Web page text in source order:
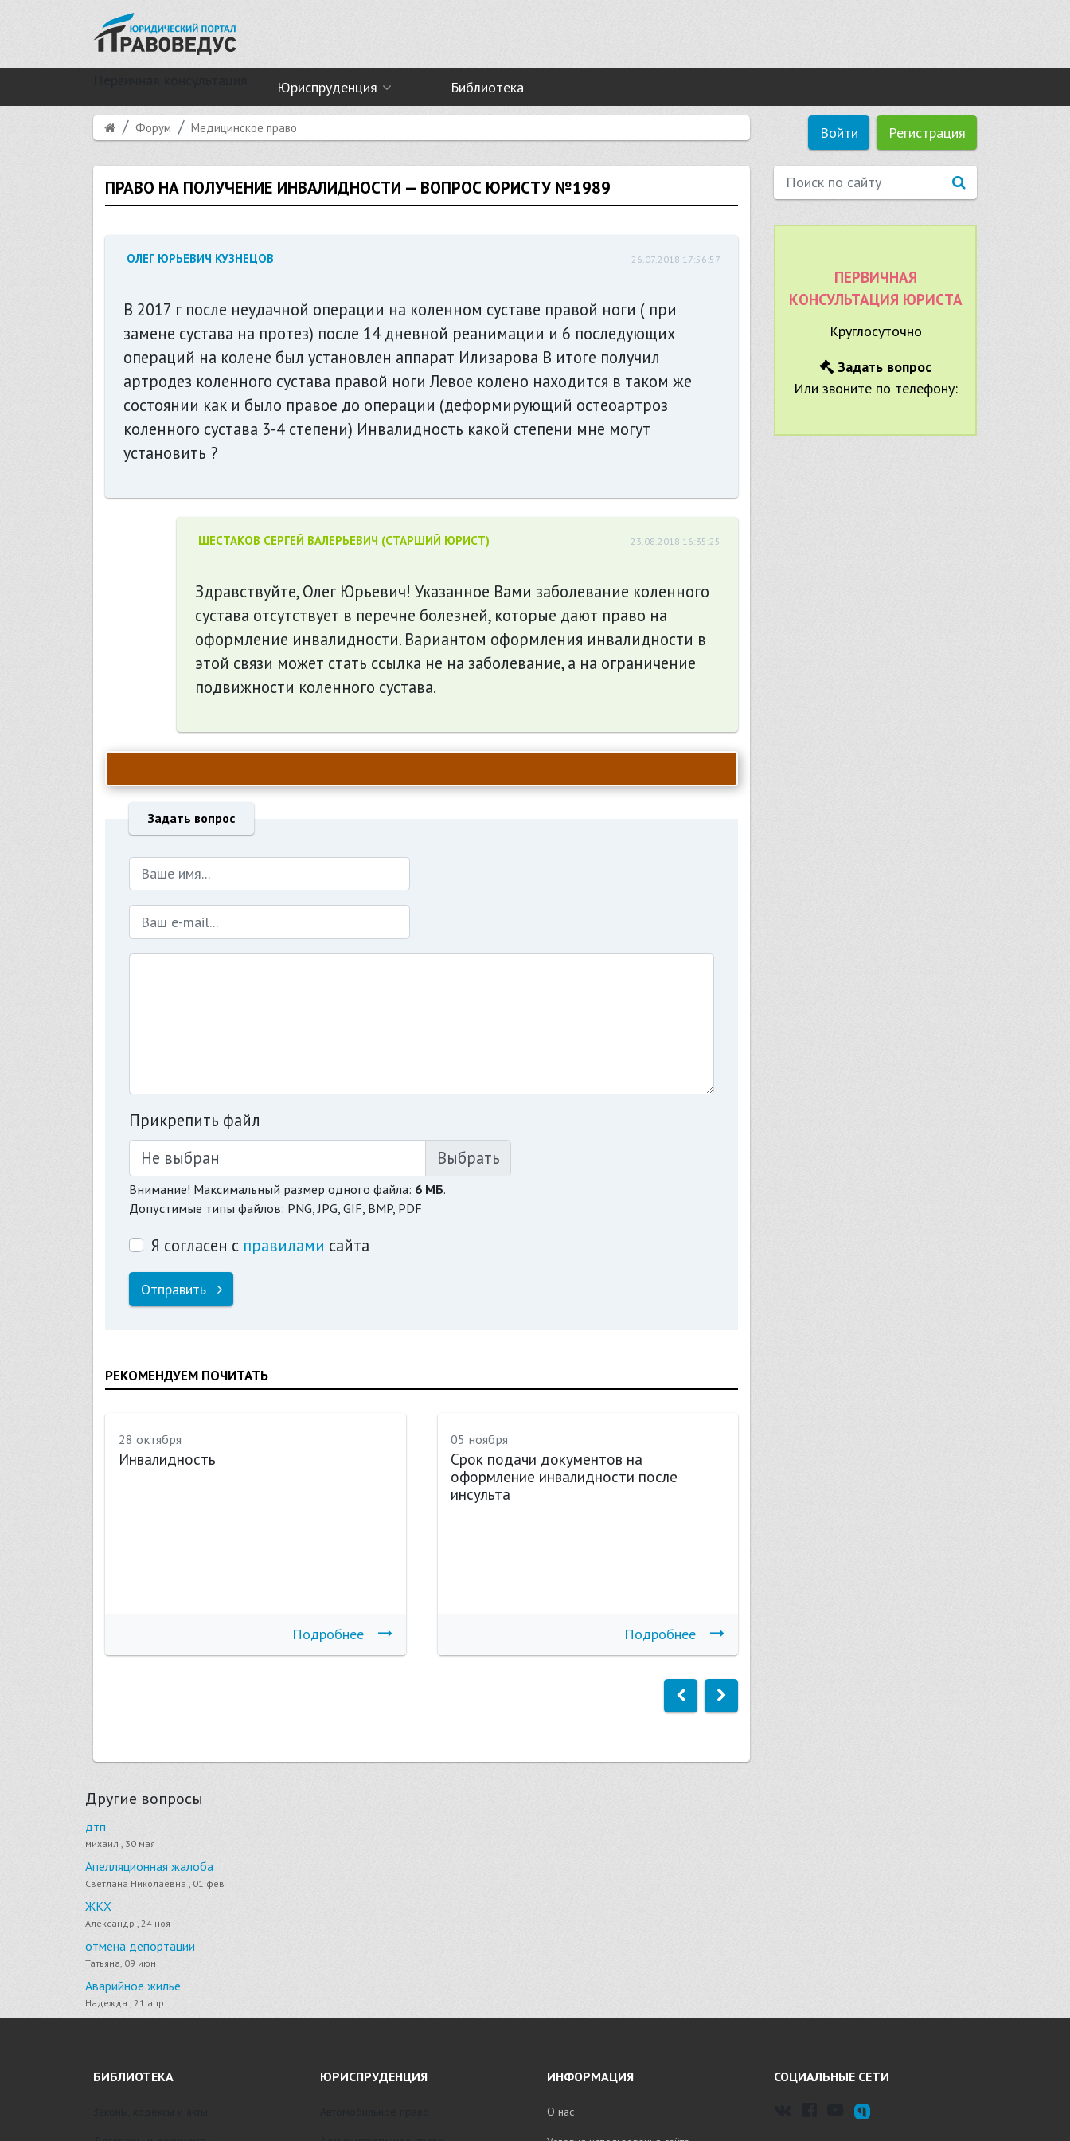
Юриспруденция Библиотека
Форум Медицинское право Войти Регистрация
ПРАВО НА ПОЛУЧЕНИЕ ИНВАЛИДНОСТИ — ВОПРОС ЮРИСТУ №1989
ОЛЕГ ЮРЬЕВИЧ КУЗНЕЦОВ 26.07.2018 17:56:57
В 2017 г после неудачной операции на коленном суставе правой ноги ( при
замене сустава на протез) после 14 дневной реанимации и 6 последующих
операций на колене был установлен аппарат Илизарова В итоге получил
артродез коленного сустава правой ноги Левое колено находится в таком же
состоянии как и было правое до операции (деформирующий остеоартроз
коленного сустава 3-4 степени) Инвалидность какой степени мне могут
установить ?
ШЕСТАКОВ СЕРГЕЙ ВАЛЕРЬЕВИЧ (СТАРШИЙ ЮРИСТ) 23.08.2018 16:35:25
Здравствуйте, Олег Юрьевич! Указанное Вами заболевание коленного
сустава отсутствует в перечне болезней, которые дают право на
оформление инвалидности. Вариантом оформления инвалидности в
этой связи может стать ссылка не на заболевание, а на ограничение
подвижности коленного сустава.
Задать вопрос
Прикрепить файл
Не выбран
Внимание! Максимальный размер одного файла: 6 МБ.
Допустимые типы файлов: PNG, JPG, GIF, BMP, PDF
Я согласен с правилами сайта
Отправить
РЕКОМЕНДУЕМ ПОЧИТАТЬ
28 октября
Инвалидность
Подробнее
05 ноября
Срок подачи документов на
оформление инвалидности после
инсульта
Подробнее
ПЕРВИЧНАЯ
КОНСУЛЬТАЦИЯ ЮРИСТА
Круглосуточно
Задать вопрос
Или звоните по телефону:
Другие вопросы
дтп
михаил , 30 мая
Апелляционная жалоба
Светлана Николаевна , 01 фев
ЖКХ
Александр , 24 ноя
отмена депортации
Татьяна, 09 июн
Аварийное жильё
Надежда , 21 апр
БИБЛИОТЕКА ЮРИСПРУДЕНЦИЯ ИНФОРМАЦИЯ
О нас
СОЦИАЛЬНЫЕ СЕТИ